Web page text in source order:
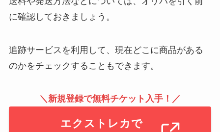
に確認しておきましょう。
追跡サービスを利用して、現在どこに商品がある
のかをチェックすることもできます。
＼新規登録で無料チケット入手！／
エクストレカで